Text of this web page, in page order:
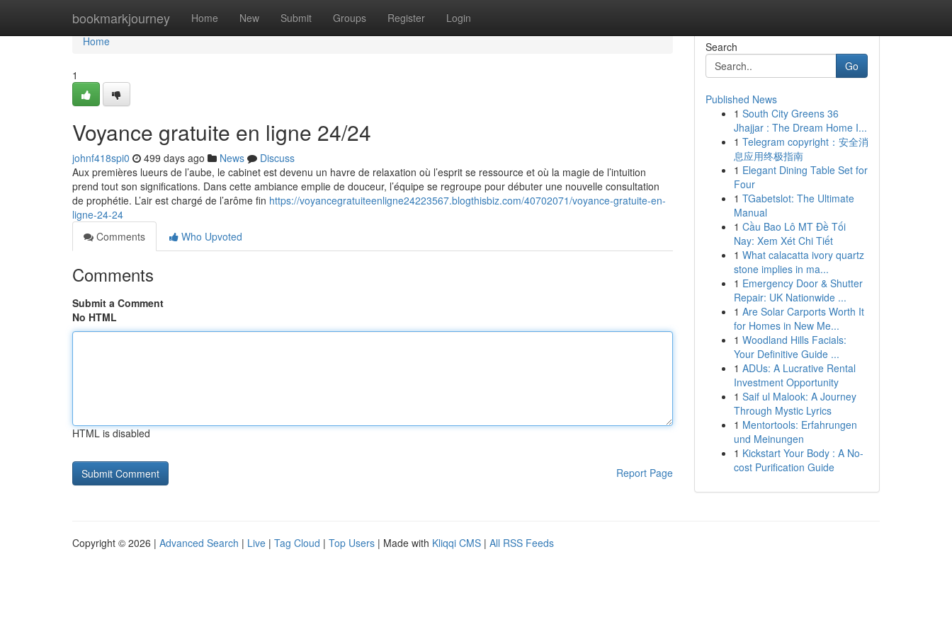
bookmarkjourney Home New Submit Groups Register Login
Home
Home
1
Voyance gratuite en ligne 24/24
johnf418spi0 499 days ago News
Discuss
Aux premières lueurs de l’aube, le cabinet est devenu un havre de relaxation où l’esprit se ressource et où la magie de l’intuition
prend tout son significations. Dans cette ambiance emplie de douceur, l’équipe se regroupe pour débuter une nouvelle consultation
de prophétie. L’air est chargé de l’arôme fin https://voyancegratuiteenligne24223567.blogthisbiz.com/40702071/voyance-gratuite-en-
ligne-24-24
Comments
Who Upvoted
Comments
Submit a Comment
No HTML
HTML is disabled
Report Page
Search
Go
Published News
1 South City Greens 36
Jhajjar : The Dream Home I...
1 Telegram copyright：安全消
息应用终极指南
1 Elegant Dining Table Set for
Four
1 TGabetslot: The Ultimate
Manual
1 Cầu Bao Lô MT Đề Tối
Nay: Xem Xét Chi Tiết
1 What calacatta ivory quartz
stone implies in ma...
1 Emergency Door & Shutter
Repair: UK Nationwide ...
1 Are Solar Carports Worth It
for Homes in New Me...
1 Woodland Hills Facials:
Your Definitive Guide ...
1 ADUs: A Lucrative Rental
Investment Opportunity
1 Saif ul Malook: A Journey
Through Mystic Lyrics
1 Mentortools: Erfahrungen
und Meinungen
1 Kickstart Your Body : A No-
cost Purification Guide
Copyright © 2026 | Advanced Search | Live | Tag Cloud | Top Users | Made with Kliqqi CMS | All RSS Feeds